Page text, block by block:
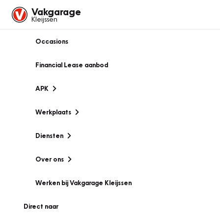
Vakgarage
Kleijssen
Occasions
Financial Lease aanbod
APK
Werkplaats
Diensten
Over ons
Werken bij Vakgarage Kleijssen
Direct naar